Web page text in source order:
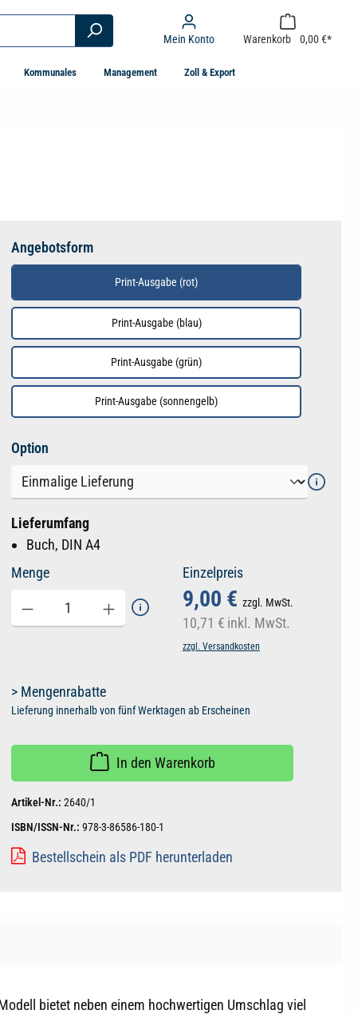
Mein Konto Warenkorb 0,00 €*
Kommunales Management Zoll & Export
Angebotsform
Print-Ausgabe (rot)
Print-Ausgabe (blau)
Print-Ausgabe (grün)
Print-Ausgabe (sonnengelb)
Option
Lieferumfang
Buch, DIN A4
Menge
Einzelpreis
9,00 € zzgl. MwSt.
10,71 € inkl. MwSt.
zzgl. Versandkosten
> Mengenrabatte
Lieferung innerhalb von fünf Werktagen ab Erscheinen
In den Warenkorb
Artikel-Nr.: 2640/1
ISBN/ISSN-Nr.: 978-3-86586-180-1
Bestellschein als PDF herunterladen
bietet neben einem hochwertigen Umschlag viel